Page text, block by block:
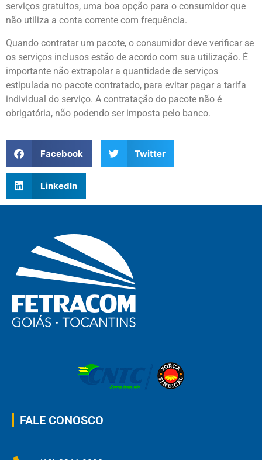
serviços gratuitos, uma boa opção para o consumidor que
não utiliza a conta corrente com frequência.
Quando contratar um pacote, o consumidor deve verificar se
os serviços inclusos estão de acordo com sua utilização. É
importante não extrapolar a quantidade de serviços
estipulada no pacote contratado, para evitar pagar a tarifa
individual do serviço. A contratação do pacote não é
obrigatória, não podendo ser imposta pelo banco.
Facebook Twitter
LinkedIn
FALE CONOSCO